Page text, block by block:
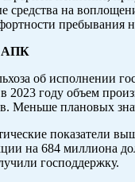
средства на
пребывания
АПК
об исполнении
2023 году объем
Меньше плановых
показатели
на 684 миллиона
господдержку.